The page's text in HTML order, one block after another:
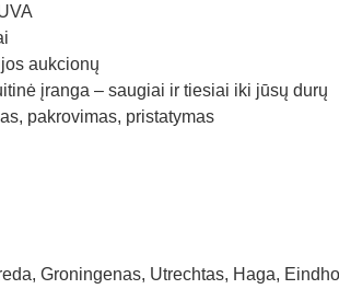
aukcionų
įranga – saugiai ir tiesiai iki jūsų durų
pakrovimas, pristatymas
Groningenas, Utrechtas, Haga,